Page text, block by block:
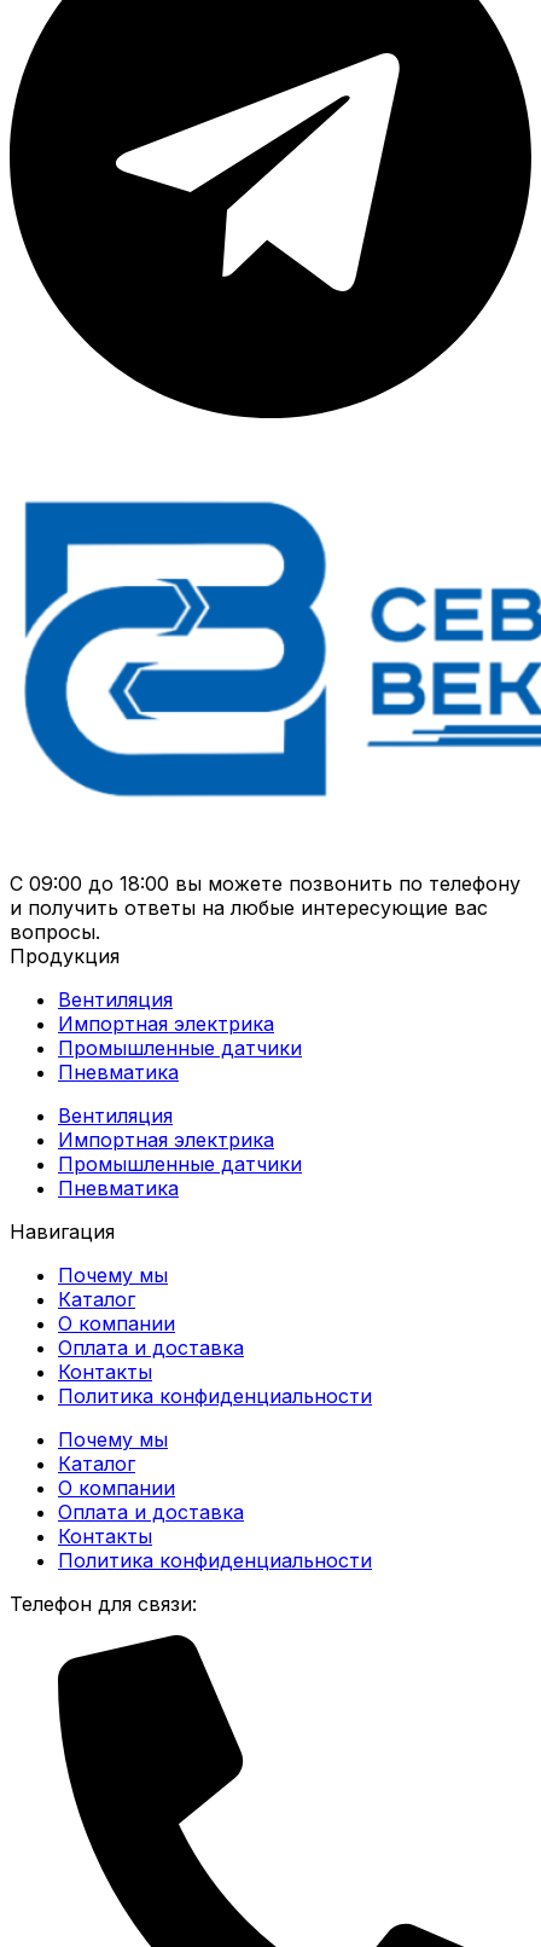
С 09:00 до 18:00 вы можете позвонить по телефону
и получить ответы на любые интересующие вас
вопросы.
Продукция
Вентиляция
Импортная электрика
Промышленные датчики
Пневматика
Вентиляция
Импортная электрика
Промышленные датчики
Пневматика
Навигация
Почему мы
Каталог
О компании
Оплата и доставка
Контакты
Политика конфиденциальности
Почему мы
Каталог
О компании
Оплата и доставка
Контакты
Политика конфиденциальности
Телефон для связи: